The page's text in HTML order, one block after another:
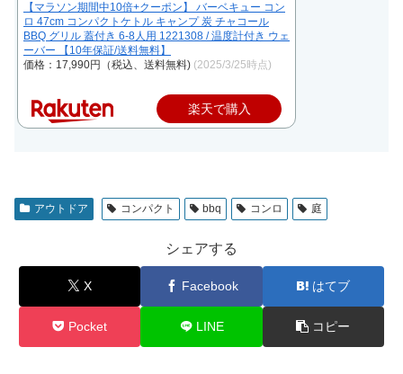
【マラソン期間中10倍+クーポン】 バーベキュー コン
ロ 47cm コンパクトケトル キャンプ 炭 チャコール
BBQ グリル 蓋付き 6-8人用 1221308 / 温度計付き ウェ
ーバー 【10年保証/送料無料】
価格：17,990円（税込、送料無料) (2025/3/25時点)
楽天で購入
アウトドア コンパクト bbq コンロ 庭
シェアする
X Facebook はてブ
Pocket LINE コピー